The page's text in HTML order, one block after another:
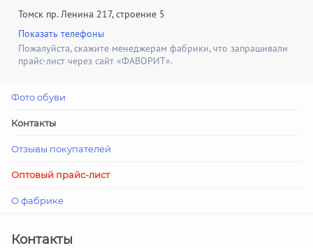
Томск пр. Ленина 217, строение 5
Показать телефоны
Пожалуйста, скажите менеджерам фабрики, что запрашивали
прайс-лист через сайт «ФАВОРИТ».
Фото обуви
Контакты
Отзывы покупателей
Оптовый прайс-лист
О фабрике
Контакты